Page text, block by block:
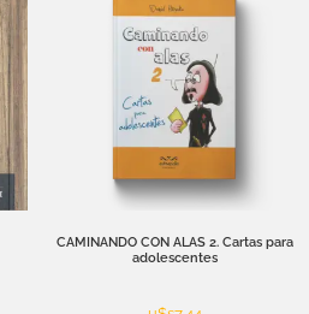
CAMINANDO CON ALAS 2. Cartas para
adolescentes